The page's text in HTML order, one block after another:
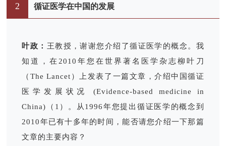
2 循证医学在中国的发展
叶政： 王教授，谢谢您介绍了循证医学的概念。我
知道，在2010年您在世界著名医学杂志柳叶刀
（ The Lancet ）上发表了一篇文章，介绍中国循证
医学发展状况 (Evidence-based medicine in
China)（1）。从1996年您提出循证医学的概念到
2010年已有十多年的时间，能否请您介绍一下那篇
文章的主要内容？